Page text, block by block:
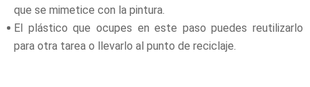
que se mimetice con la pintura.
El plástico que ocupes en este paso puedes reutilizarlo
para otra tarea o llevarlo al punto de reciclaje.